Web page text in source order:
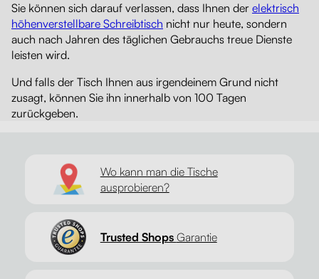
Sie können sich darauf verlassen, dass Ihnen der elektrisch
höhenverstellbare Schreibtisch nicht nur heute, sondern
auch nach Jahren des täglichen Gebrauchs treue Dienste
leisten wird.
Und falls der Tisch Ihnen aus irgendeinem Grund nicht
zusagt, können Sie ihn innerhalb von 100 Tagen
zurückgeben.
Wo kann man die Tische
ausprobieren?
Trusted Shops Garantie